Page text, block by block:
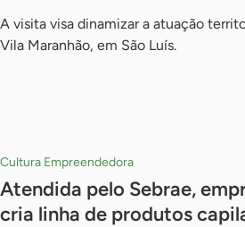
A visita visa dinamizar a atuação
Vila Maranhão, em São Luís.
Cultura Empreendedora
Atendida pelo Sebrae,
cria linha de produtos